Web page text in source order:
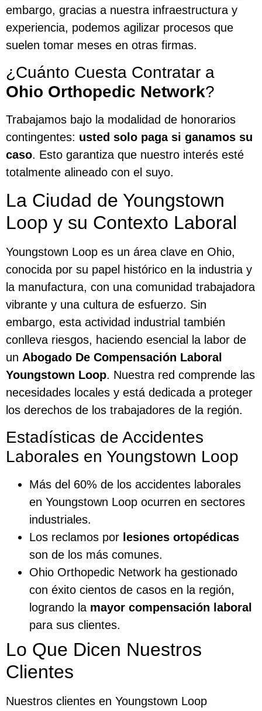
embargo, gracias a nuestra infraestructura y
experiencia, podemos agilizar procesos que
suelen tomar meses en otras firmas.
¿Cuánto Cuesta Contratar a
Ohio Orthopedic Network?
Trabajamos bajo la modalidad de honorarios
contingentes: usted solo paga si ganamos su
caso. Esto garantiza que nuestro interés esté
totalmente alineado con el suyo.
La Ciudad de Youngstown
Loop y su Contexto Laboral
Youngstown Loop es un área clave en Ohio,
conocida por su papel histórico en la industria y
la manufactura, con una comunidad trabajadora
vibrante y una cultura de esfuerzo. Sin
embargo, esta actividad industrial también
conlleva riesgos, haciendo esencial la labor de
un Abogado De Compensación Laboral
Youngstown Loop. Nuestra red comprende las
necesidades locales y está dedicada a proteger
los derechos de los trabajadores de la región.
Estadísticas de Accidentes
Laborales en Youngstown Loop
Más del 60% de los accidentes laborales
en Youngstown Loop ocurren en sectores
industriales.
Los reclamos por lesiones ortopédicas
son de los más comunes.
Ohio Orthopedic Network ha gestionado
con éxito cientos de casos en la región,
logrando la mayor compensación laboral
para sus clientes.
Lo Que Dicen Nuestros
Clientes
Nuestros clientes en Youngstown Loop